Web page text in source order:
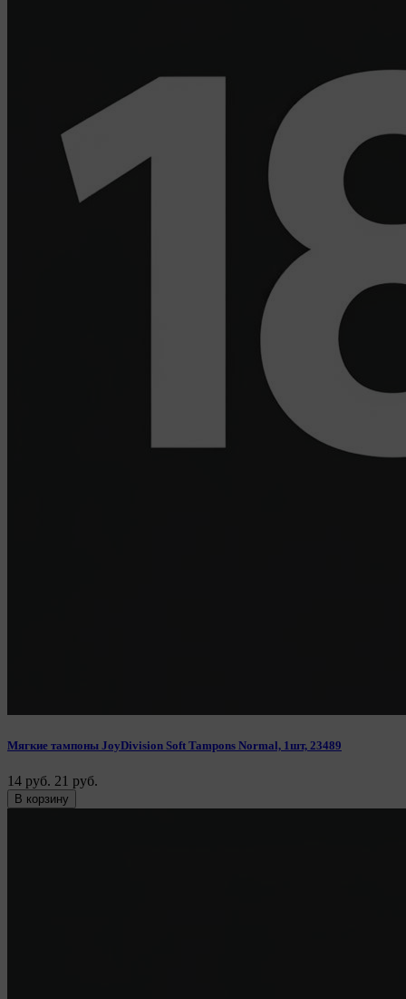
Мягкие тампоны JoyDivision Soft Tampons Normal, 1шт, 23489
14 руб. 21 руб.
В корзину